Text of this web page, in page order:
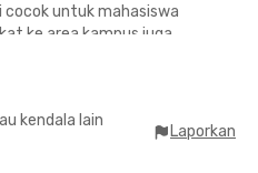
cocok untuk mahasiswa
ke area kampus juga
dari Universitas Bunda
Square dan Astra Intenational
kendala lain
Laporkan